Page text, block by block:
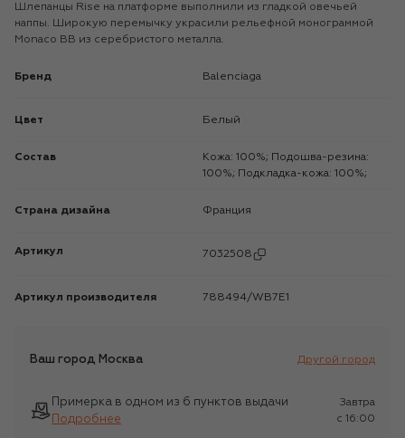
Шлепанцы Rise на платформе выполнили из гладкой овечьей
наппы. Широкую перемычку украсили рельефной монограммой
Monaco BB из серебристого металла.
Бренд Balenciaga
Цвет Белый
Состав
Кожа: 100%; Подошва-резина:
100%; Подкладка-кожа: 100%;
Страна дизайна Франция
Артикул 7032508
Артикул производителя 788494/WB7E1
Ваш город Москва Другой город
Примерка в одном из 6 пунктов выдачи
Подробнее
Завтра
c 16:00